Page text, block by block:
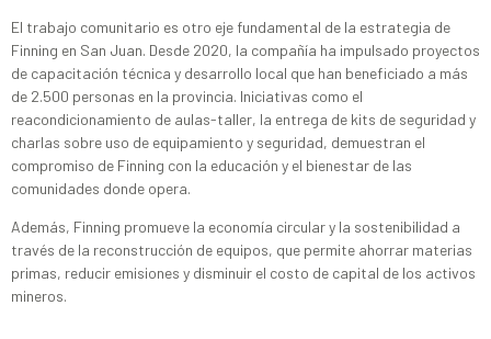
El trabajo comunitario es otro eje fundamental de la estrategia de
Finning en San Juan. Desde 2020, la compañía ha impulsado proyectos
de capacitación técnica y desarrollo local que han beneficiado a más
de 2.500 personas en la provincia. Iniciativas como el
reacondicionamiento de aulas-taller, la entrega de kits de seguridad y
charlas sobre uso de equipamiento y seguridad, demuestran el
compromiso de Finning con la educación y el bienestar de las
comunidades donde opera.
Además, Finning promueve la economía circular y la sostenibilidad a
través de la reconstrucción de equipos, que permite ahorrar materias
primas, reducir emisiones y disminuir el costo de capital de los activos
mineros.